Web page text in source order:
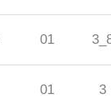
01
01 3